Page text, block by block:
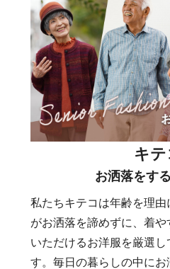
キテ
お洒落をす
私たちキテコは年齢を理
がお洒落を諦めずに、着
いただけるお洋服を厳選し
す。毎日の暮らしの中に